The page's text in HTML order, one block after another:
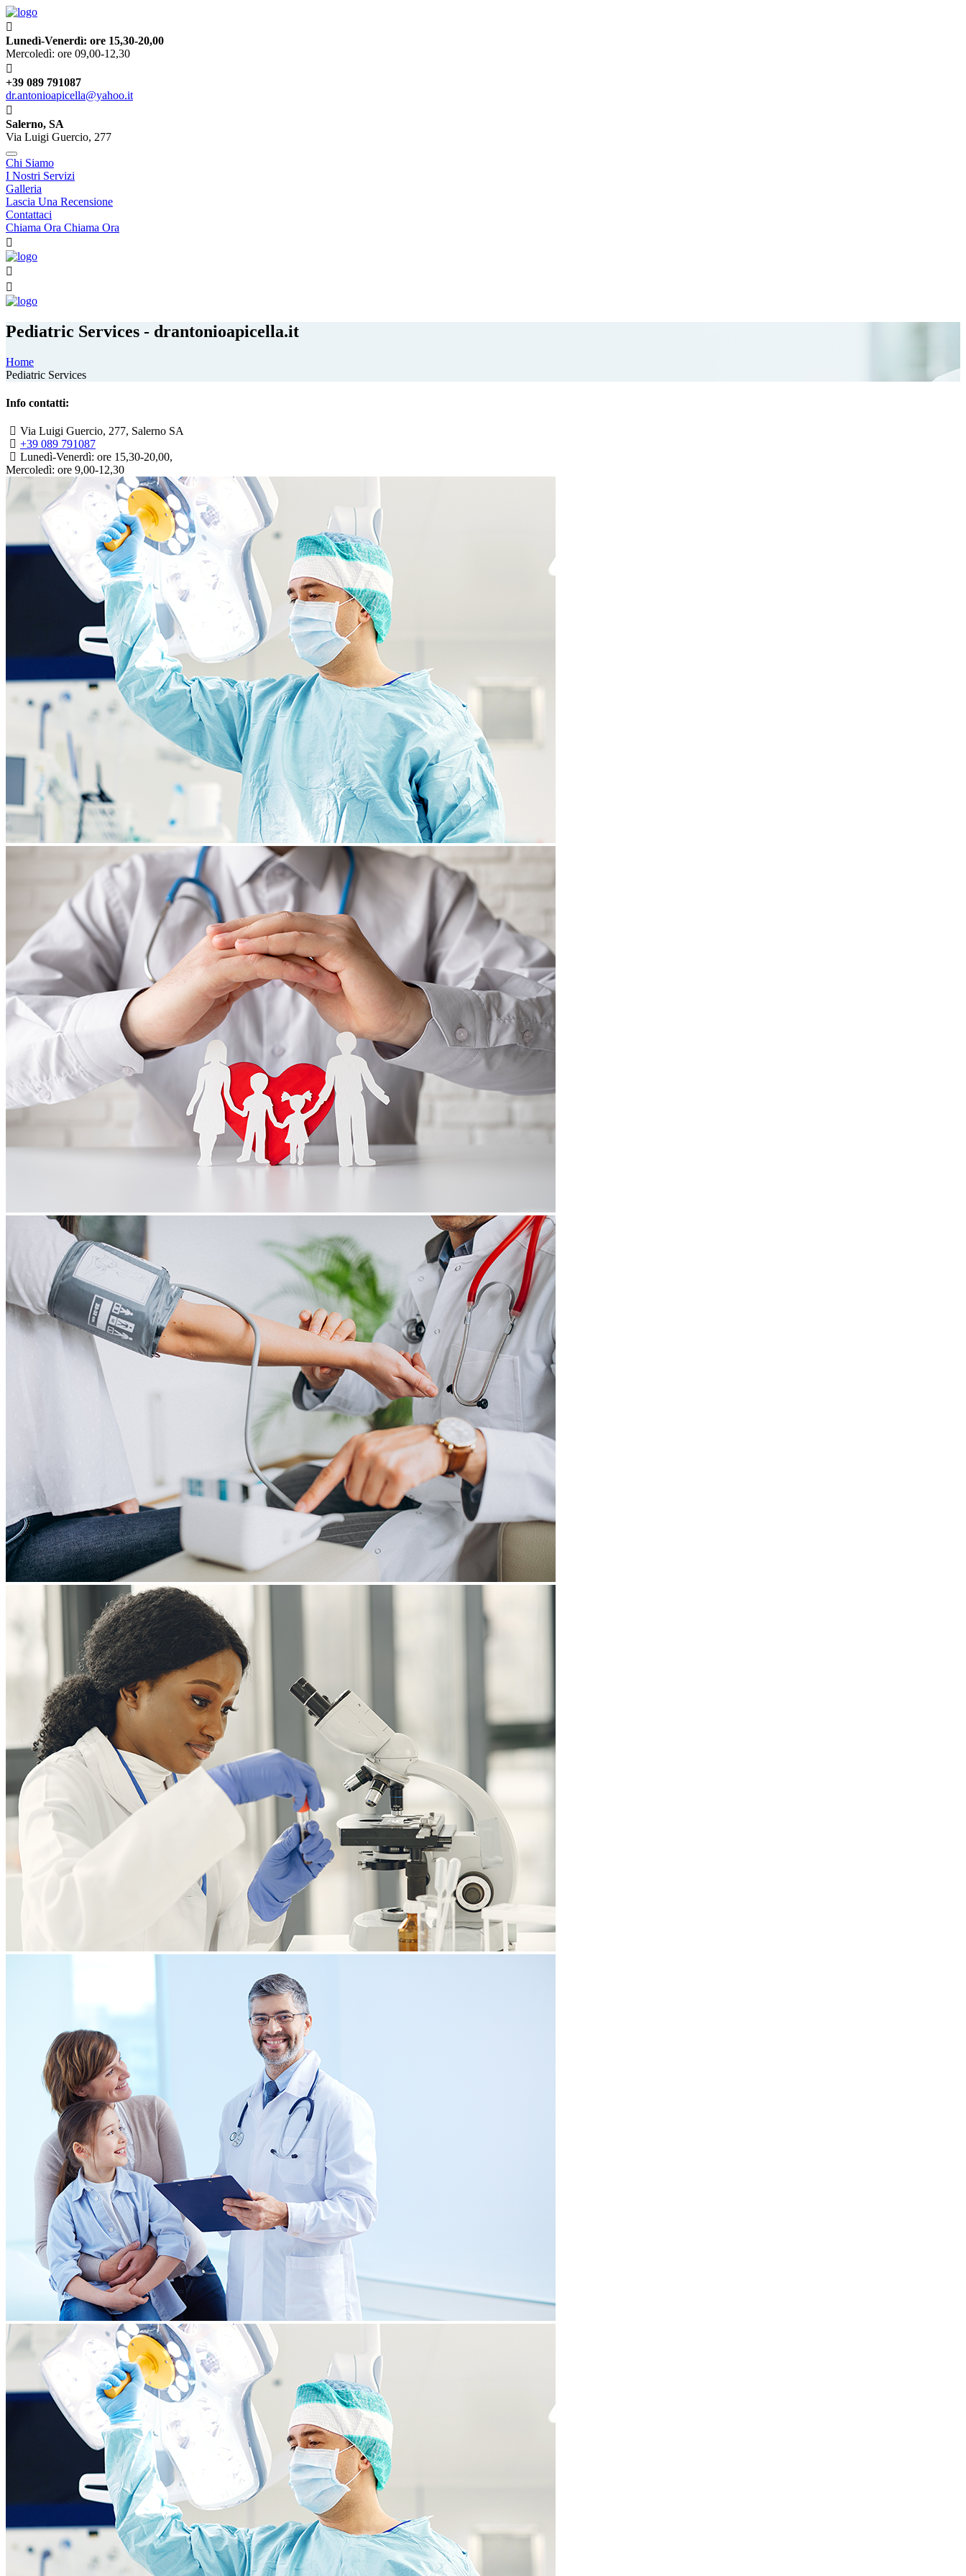
Lunedì-Venerdì: ore 15,30-20,00
Mercoledì: ore 09,00-12,30
+39 089 791087
dr.antonioapicella@yahoo.it
Salerno, SA
Via Luigi Guercio, 277
Chi Siamo
I Nostri Servizi
Galleria
Lascia Una Recensione
Contattaci
Chiama Ora Chiama Ora
Pediatric Services - drantonioapicella.it
Home
Pediatric Services
Info contatti:
Via Luigi Guercio, 277, Salerno SA
+39 089 791087
Lunedì-Venerdì: ore 15,30-20,00,
Mercoledì: ore 9,00-12,30